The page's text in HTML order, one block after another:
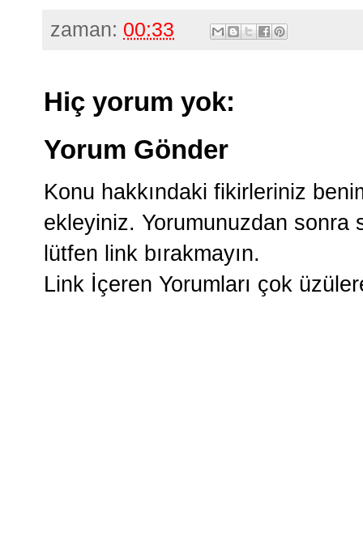
zaman: 00:33
Hiç yorum yok:
Yorum Gönder
Konu hakkındaki fikirleriniz
ekleyiniz. Yorumunuzdan
lütfen link bırakmayın.
Link İçeren Yorumları çok